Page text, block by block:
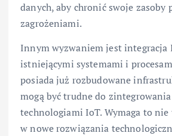
danych, aby chronić swoje zasoby
zagrożeniami.
Innym wyzwaniem jest integracja
istniejącymi systemami i
posiada już rozbudowane
mogą być trudne do
technologiami IoT. Wymaga to
w nowe rozwiązania